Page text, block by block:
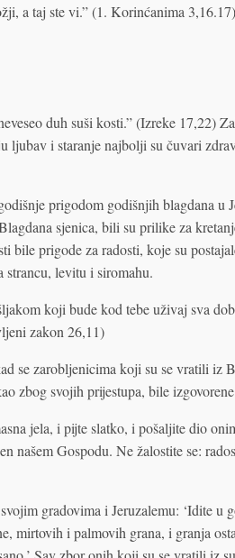
a taj ste vi.” (1. Korinćanima 3,16.17)
duh suši kosti.” (Izreke 17,22)
ljubav i staranje najbolji su čuvari
prigodom godišnjih blagdana u
sjenica, bili su prilike za
bile prigode za radosti, koje su
strancu, levitu i siromahu.
koji bude kod tebe uživaj sva
zakon 26,11)
se zarobljenicima koji su se vratili iz
zbog svojih prijestupa, bile
jela, i pijte slatko, i pošaljite dio
našem Gospodu. Ne žalostite se:
gradovima i Jeruzalemu: ‘Idite u
mirtovih i palmovih grana, i granja